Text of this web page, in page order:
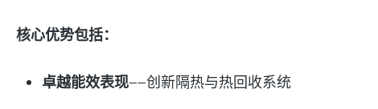
核心优势包括：
卓越能效表现——创新隔热与热回收系统